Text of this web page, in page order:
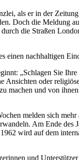
als er in der
Doch die Meldung
die Straßen
einen nachhaltigen
„Schlagen Sie
oder
machen und von
melden sich
Am Ende des
wird auf dem
und